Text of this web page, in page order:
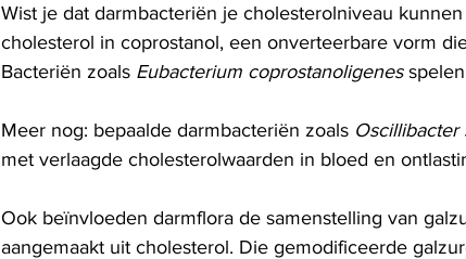
Wist je dat darmbacteriën je cholesterolniveau
cholesterol in coprostanol, een onverteerbare vorm
Bacteriën zoals Eubacterium coprostanoligenes spelen
Meer nog: bepaalde darmbacteriën zoals Oscillibacter
met verlaagde cholesterolwaarden in bloed en
Ook beïnvloeden darmflora de samenstelling van
aangemaakt uit cholesterol. Die gemodificeerde